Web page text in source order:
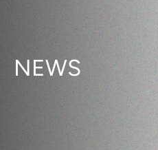
NEWS